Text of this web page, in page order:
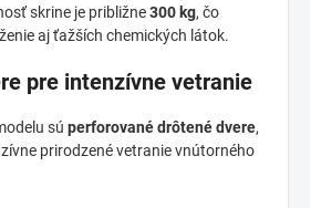
skrine je približne300 kg, čo
aj ťažších chemických látok.
pre intenzívne vetranie
sú perforované drôtené dvere,
prirodzené vetranie vnútorného